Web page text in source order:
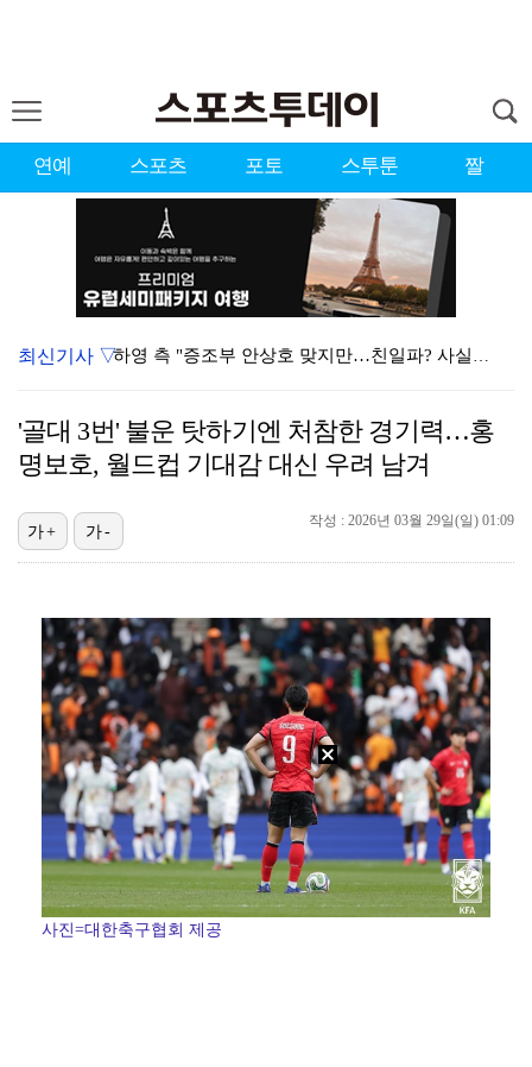
연예 스포츠 포토 스투툰 짤
하영 측 "증조부 안상호 맞지만…친일파? 사실무근" […
"아예 다른 관계잖아"…황정민 폭로자, 팬 주장에 반박…
"블랙핑크 데뷔 10주년 행사로 국중박 입장 통제"…문…
김지원, 어린이병원에 1억원 쾌척 "'닥터X' 촬영 중…
고영욱, 도 넘은 저격 논란…이번엔 박하선에 "감당 안…
기록적인 폭염에 멈췄던 KBO, 11일부터 순위 경쟁 …
최신기사 ▽
'골대 3번' 불운 탓하기엔 처참한 경기력…홍
명보호, 월드컵 기대감 대신 우려 남겨
작성 : 2026년 03월 29일(일) 01:09
가+ 가-
사진=대한축구협회 제공